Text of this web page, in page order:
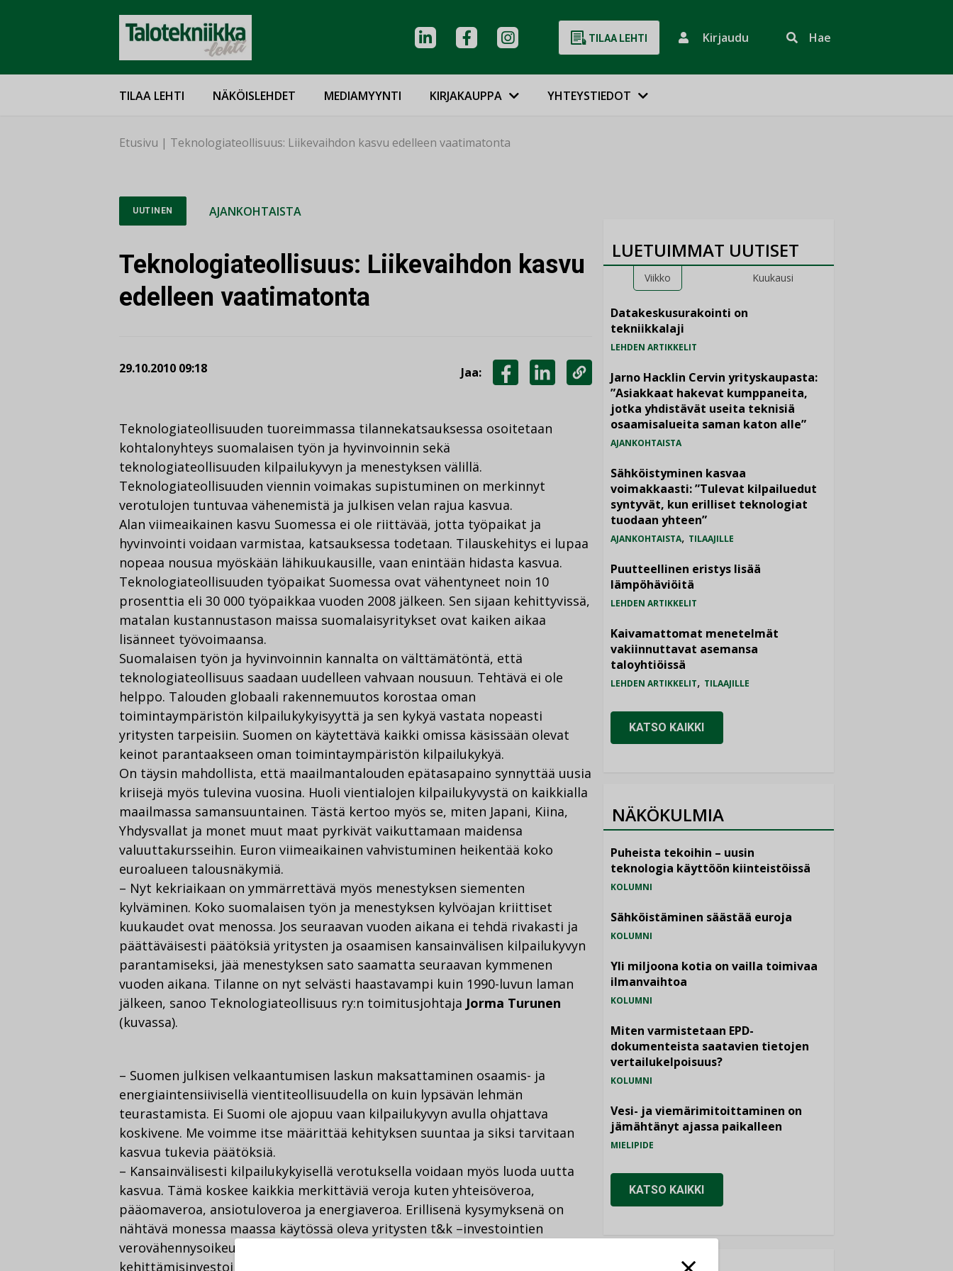
TILAA LEHTI Kirjaudu Hae
TILAA LEHTI NÄKÖISLEHDET MEDIAMYYNTI KIRJAKAUPPA YHTEYSTIEDOT
Etusivu | Teknologiateollisuus: Liikevaihdon kasvu edelleen vaatimatonta
UUTINEN AJANKOHTAISTA
Teknologiateollisuus: Liikevaihdon kasvu
edelleen vaatimatonta
29.10.2010 09:18 Jaa:
LINKEDINISSÄ
KOPIOI
LINKKI
Teknologiateollisuuden tuoreimmassa tilannekatsauksessa osoitetaan
kohtalonyhteys suomalaisen työn ja hyvinvoinnin sekä
teknologiateollisuuden kilpailukyvyn ja menestyksen välillä.
Teknologiateollisuuden viennin voimakas supistuminen on merkinnyt
verotulojen tuntuvaa vähenemistä ja julkisen velan rajua kasvua.
Alan viimeaikainen kasvu Suomessa ei ole riittävää, jotta työpaikat ja
hyvinvointi voidaan varmistaa, katsauksessa todetaan. Tilauskehitys ei lupaa
nopeaa nousua myöskään lähikuukausille, vaan enintään hidasta kasvua.
Teknologiateollisuuden työpaikat Suomessa ovat vähentyneet noin 10
prosenttia eli 30 000 työpaikkaa vuoden 2008 jälkeen. Sen sijaan kehittyvissä,
matalan kustannustason maissa suomalaisyritykset ovat kaiken aikaa
lisänneet työvoimaansa.
Suomalaisen työn ja hyvinvoinnin kannalta on välttämätöntä, että
teknologiateollisuus saadaan uudelleen vahvaan nousuun. Tehtävä ei ole
helppo. Talouden globaali rakennemuutos korostaa oman
toimintaympäristön kilpailukykyisyyttä ja sen kykyä vastata nopeasti
yritysten tarpeisiin. Suomen on käytettävä kaikki omissa käsissään olevat
keinot parantaakseen oman toimintaympäristön kilpailukykyä.
On täysin mahdollista, että maailmantalouden epätasapaino synnyttää uusia
kriisejä myös tulevina vuosina. Huoli vientialojen kilpailukyvystä on kaikkialla
maailmassa samansuuntainen. Tästä kertoo myös se, miten Japani, Kiina,
Yhdysvallat ja monet muut maat pyrkivät vaikuttamaan maidensa
valuuttakursseihin. Euron viimeaikainen vahvistuminen heikentää koko
euroalueen talousnäkymiä.
– Nyt kekriaikaan on ymmärrettävä myös menestyksen siementen
kylväminen. Koko suomalaisen työn ja menestyksen kylvöajan kriittiset
kuukaudet ovat menossa. Jos seuraavan vuoden aikana ei tehdä rivakasti ja
päättäväisesti päätöksiä yritysten ja osaamisen kansainvälisen kilpailukyvyn
parantamiseksi, jää menestyksen sato saamatta seuraavan kymmenen
vuoden aikana. Tilanne on nyt selvästi haastavampi kuin 1990-luvun laman
jälkeen, sanoo Teknologiateollisuus ry:n toimitusjohtaja Jorma Turunen
(kuvassa).
– Suomen julkisen velkaantumisen laskun maksattaminen osaamis- ja
energiaintensiivisellä vientiteollisuudella on kuin lypsävän lehmän
teurastamista. Ei Suomi ole ajopuu vaan kilpailukyvyn avulla ohjattava
koskivene. Me voimme itse määrittää kehityksen suuntaa ja siksi tarvitaan
kasvua tukevia päätöksiä.
– Kansainvälisesti kilpailukykyisellä verotuksella voidaan myös luoda uutta
kasvua. Tämä koskee kaikkia merkittäviä veroja kuten yhteisöveroa,
pääomaveroa, ansiotuloveroa ja energiaveroa. Erillisenä kysymyksenä on
nähtävä monessa maassa käytössä oleva yritysten t&k –investointien
verovähennysoikeus, joka puuttuu meiltä kokonaan. Yritysten tutkimus- ja
kehittämisinvestoinneissa julkisen tuen osuus Suomessa on kansainvälisesti
LUETUIMMAT UUTISET
Viikko Kuukausi
Datakeskusurakointi on
tekniikkalaji
LEHDEN ARTIKKELIT
Jarno Hacklin Cervin yrityskaupasta:
”Asiakkaat hakevat kumppaneita,
jotka yhdistävät useita teknisiä
osaamisalueita saman katon alle”
AJANKOHTAISTA
Sähköistyminen kasvaa
voimakkaasti: ”Tulevat kilpailuedut
syntyvät, kun erilliset teknologiat
tuodaan yhteen”
AJANKOHTAISTA, TILAAJILLE
Puutteellinen eristys lisää
lämpöhäviöitä
LEHDEN ARTIKKELIT
Kaivamattomat menetelmät
vakiinnuttavat asemansa
taloyhtiöissä
LEHDEN ARTIKKELIT, TILAAJILLE
KATSO KAIKKI
NÄKÖKULMIA
Puheista tekoihin – uusin
teknologia käyttöön kiinteistöissä
KOLUMNI
Sähköistäminen säästää euroja
KOLUMNI
Yli miljoona kotia on vailla toimivaa
ilmanvaihtoa
KOLUMNI
Miten varmistetaan EPD-
dokumenteista saatavien tietojen
vertailukelpoisuus?
KOLUMNI
Vesi- ja viemärimitoittaminen on
jämähtänyt ajassa paikalleen
MIELIPIDE
KATSO KAIKKI